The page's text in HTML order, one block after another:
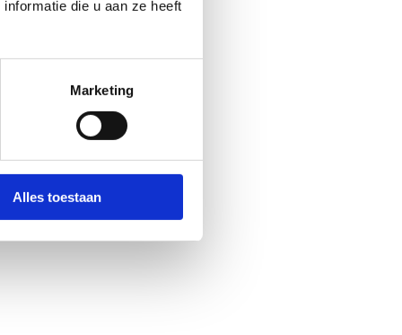
die u aan ze heeft
Marketing
Alles toestaan